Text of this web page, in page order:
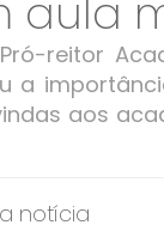
aula
reitor
a
aos
notícia